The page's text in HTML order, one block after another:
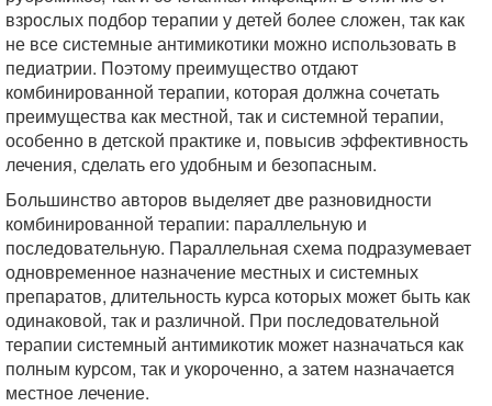
взрослых подбор терапии у детей более сложен, так как
не все системные антимикотики можно использовать в
педиатрии. Поэтому преимущество отдают
комбинированной терапии, которая должна сочетать
преимущества как местной, так и системной терапии,
особенно в детской практике и, повысив эффективность
лечения, сделать его удобным и безопасным.
Большинство авторов выделяет две разновидности
комбинированной терапии: параллельную и
последовательную. Параллельная схема подразумевает
одновременное назначение местных и системных
препаратов, длительность курса которых может быть как
одинаковой, так и различной. При последовательной
терапии системный антимикотик может назначаться как
полным курсом, так и укороченно, а затем назначается
местное лечение.